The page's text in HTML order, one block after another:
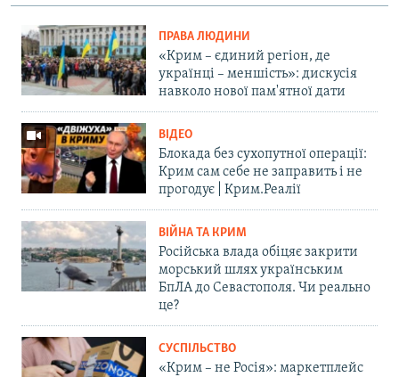
ПРАВА ЛЮДИНИ
«Крим – єдиний регіон, де
українці – меншість»: дискусія
навколо нової пам'ятної дати
ВІДЕО
Блокада без сухопутної операції:
Крим сам себе не заправить і не
прогодує | Крим.Реалії
ВІЙНА ТА КРИМ
Російська влада обіцяє закрити
морський шлях українським
БпЛА до Севастополя. Чи реально
це?
СУСПІЛЬСТВО
«Крим – не Росія»: маркетплейс